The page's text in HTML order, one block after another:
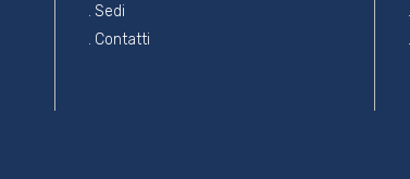
Sedi
Contatti